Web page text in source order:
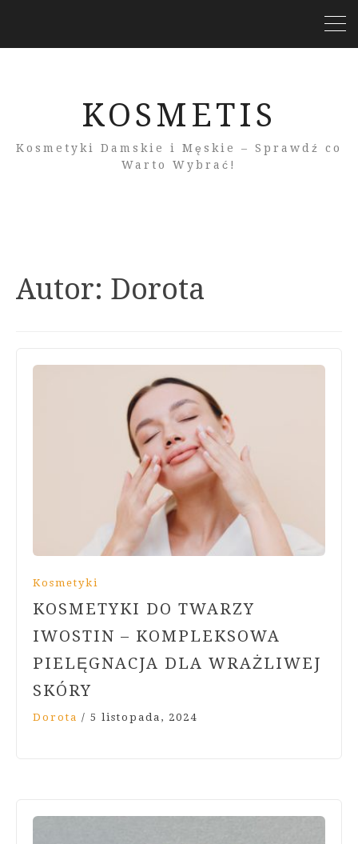
KOSMETIS
Kosmetyki Damskie i Męskie – Sprawdź co
Warto Wybrać!
Autor: Dorota
Kosmetyki
KOSMETYKI DO TWARZY
IWOSTIN – KOMPLEKSOWA
PIELĘGNACJA DLA WRAŻLIWEJ
SKÓRY
Dorota / 5 listopada, 2024